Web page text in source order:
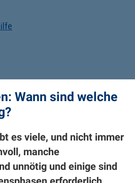
Wann sind welche
es viele, und nicht immer
manche
unnötig und einige sind